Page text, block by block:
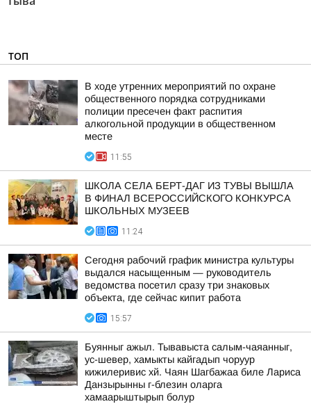
ТОП
В ходе утренних мероприятий по охране
общественного порядка сотрудниками
полиции пресечен факт распития
алкогольной продукции в общественном
месте
11:55
ШКОЛА СЕЛА БЕРТ-ДАГ ИЗ ТУВЫ ВЫШЛА
В ФИНАЛ ВСЕРОССИЙСКОГО КОНКУРСА
ШКОЛЬНЫХ МУЗЕЕВ
11:24
Сегодня рабочий график министра культуры
выдался насыщенным — руководитель
ведомства посетил сразу три знаковых
объекта, где сейчас кипит работа
15:57
Буянныг ажыл. Тывавыста салым-чаяанныг,
ус-шевер, хамыкты кайгадып чоруур
кижилеривис хй. Чаян Шагбажаа биле Лариса
Данзырынны г-блезин оларга
хамаарыштырып болур